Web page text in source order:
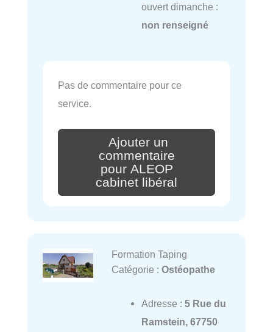
ouvert dimanche :
non renseigné
Pas de commentaire pour ce
service.
Ajouter un
commentaire
pour ALEOP
cabinet libéral
Formation Taping
Catégorie : Ostéopathe
Adresse : 5 Rue du
Ramstein, 67750